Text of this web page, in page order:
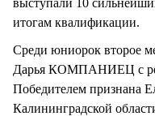
итогам квалификации.
Среди юниорок второе
Дарья КОМПАНИЕЦ с
Победителем признана
Калининградской